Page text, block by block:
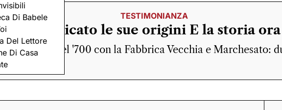
Di Babele
Del Lettore
Di Casa
TESTIMONIANZA
dimenticato le sue origini E la storia ora
sono nati nel '700 con la Fabbrica Vecchia e Marchesato: